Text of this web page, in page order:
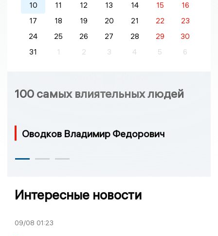
10
11 12 13 14 15
16
17
18 19 20 21 22
23
24
25 26 27 28 29
30
31
1 2 3 4 5 6
100 самых влиятельных людей
Оводков Владимир Федорович
Интересные новости
09/08 01:23